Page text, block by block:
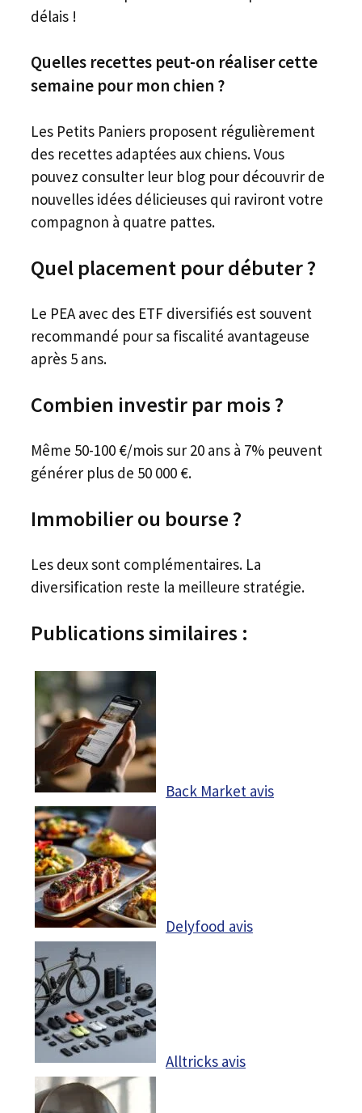
délais !
Quelles recettes peut-on réaliser cette
semaine pour mon chien ?
Les Petits Paniers proposent régulièrement
des recettes adaptées aux chiens. Vous
pouvez consulter leur blog pour découvrir de
nouvelles idées délicieuses qui raviront votre
compagnon à quatre pattes.
Quel placement pour débuter ?
Le PEA avec des ETF diversifiés est souvent
recommandé pour sa fiscalité avantageuse
après 5 ans.
Combien investir par mois ?
Même 50-100 €/mois sur 20 ans à 7% peuvent
générer plus de 50 000 €.
Immobilier ou bourse ?
Les deux sont complémentaires. La
diversification reste la meilleure stratégie.
Publications similaires :
Back Market avis
Delyfood avis
Alltricks avis